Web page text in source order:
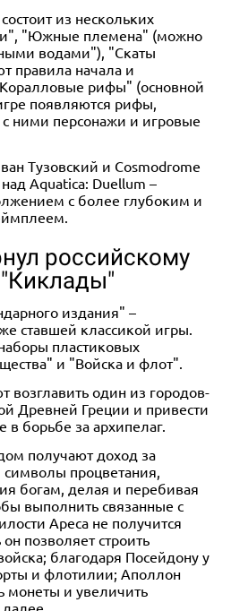
из нескольких
"Южные племена" (можно
водами"), "Скаты
правила начала и
рифы" (основной
появляются рифы,
ними персонажи и игровые
Тузовский и Cosmodrome
Aquatica: Duellum –
с более глубоким и
российскому
издания" –
ставшей классикой игры.
пластиковых
и "Войска и флот".
возглавить один из городов-
Древней Греции и привести
в борьбе за архипелаг.
получают доход за
процветания,
богам, делая и перебивая
выполнить связанные с
Ареса не получится
позволяет строить
благодаря Посейдону у
и флотилии; Аполлон
монеты и увеличить